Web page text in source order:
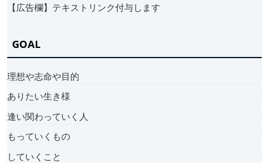
【広告欄】テキストリンク付与します
GOAL
理想や志命や目的
ありたい生き様
逢い関わっていく人
もっていくもの
していくこと